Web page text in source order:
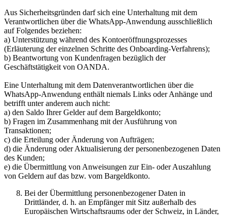
Aus Sicherheitsgründen darf sich eine Unterhaltung mit dem
Verantwortlichen über die WhatsApp-Anwendung ausschließlich
auf Folgendes beziehen:
a) Unterstützung während des Kontoeröffnungsprozesses
(Erläuterung der einzelnen Schritte des Onboarding-Verfahrens);
b) Beantwortung von Kundenfragen bezüglich der
Geschäftstätigkeit von OANDA.
Eine Unterhaltung mit dem Datenverantwortlichen über die
WhatsApp-Anwendung enthält niemals Links oder Anhänge und
betrifft unter anderem auch nicht:
a) den Saldo Ihrer Gelder auf dem Bargeldkonto;
b) Fragen im Zusammenhang mit der Ausführung von
Transaktionen;
c) die Erteilung oder Änderung von Aufträgen;
d) die Änderung oder Aktualisierung der personenbezogenen Daten
des Kunden;
e) die Übermittlung von Anweisungen zur Ein- oder Auszahlung
von Geldern auf das bzw. vom Bargeldkonto.
Bei der Übermittlung personenbezogener Daten in
Drittländer, d. h. an Empfänger mit Sitz außerhalb des
Europäischen Wirtschaftsraums oder der Schweiz, in Länder,